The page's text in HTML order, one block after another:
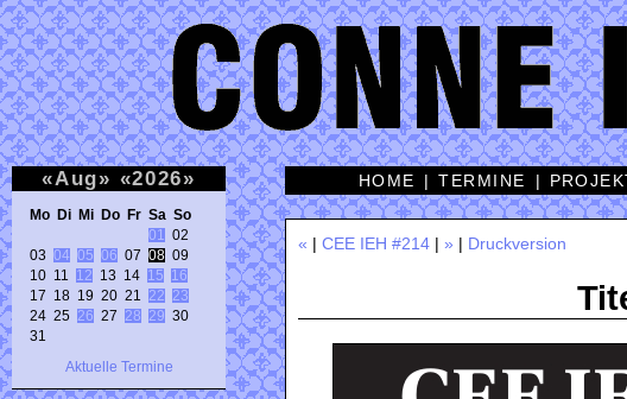
«Aug» «2026»
Mo Di Mi Do Fr Sa So
01
02
03 04 05 06 07 08 09
10 11 12 13 14 15
16
17 18 19 20 21 22
23
24 25 26 27 28 29 30
31
Aktuelle Termine
HOME |TERMINE |
« | CEE IEH #214 | » | Druckversion